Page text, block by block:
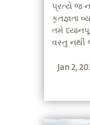
પ્રત્યે જ
કૃતજ્ઞતા
તમે
વસ્તુ નથી
Jan 2,